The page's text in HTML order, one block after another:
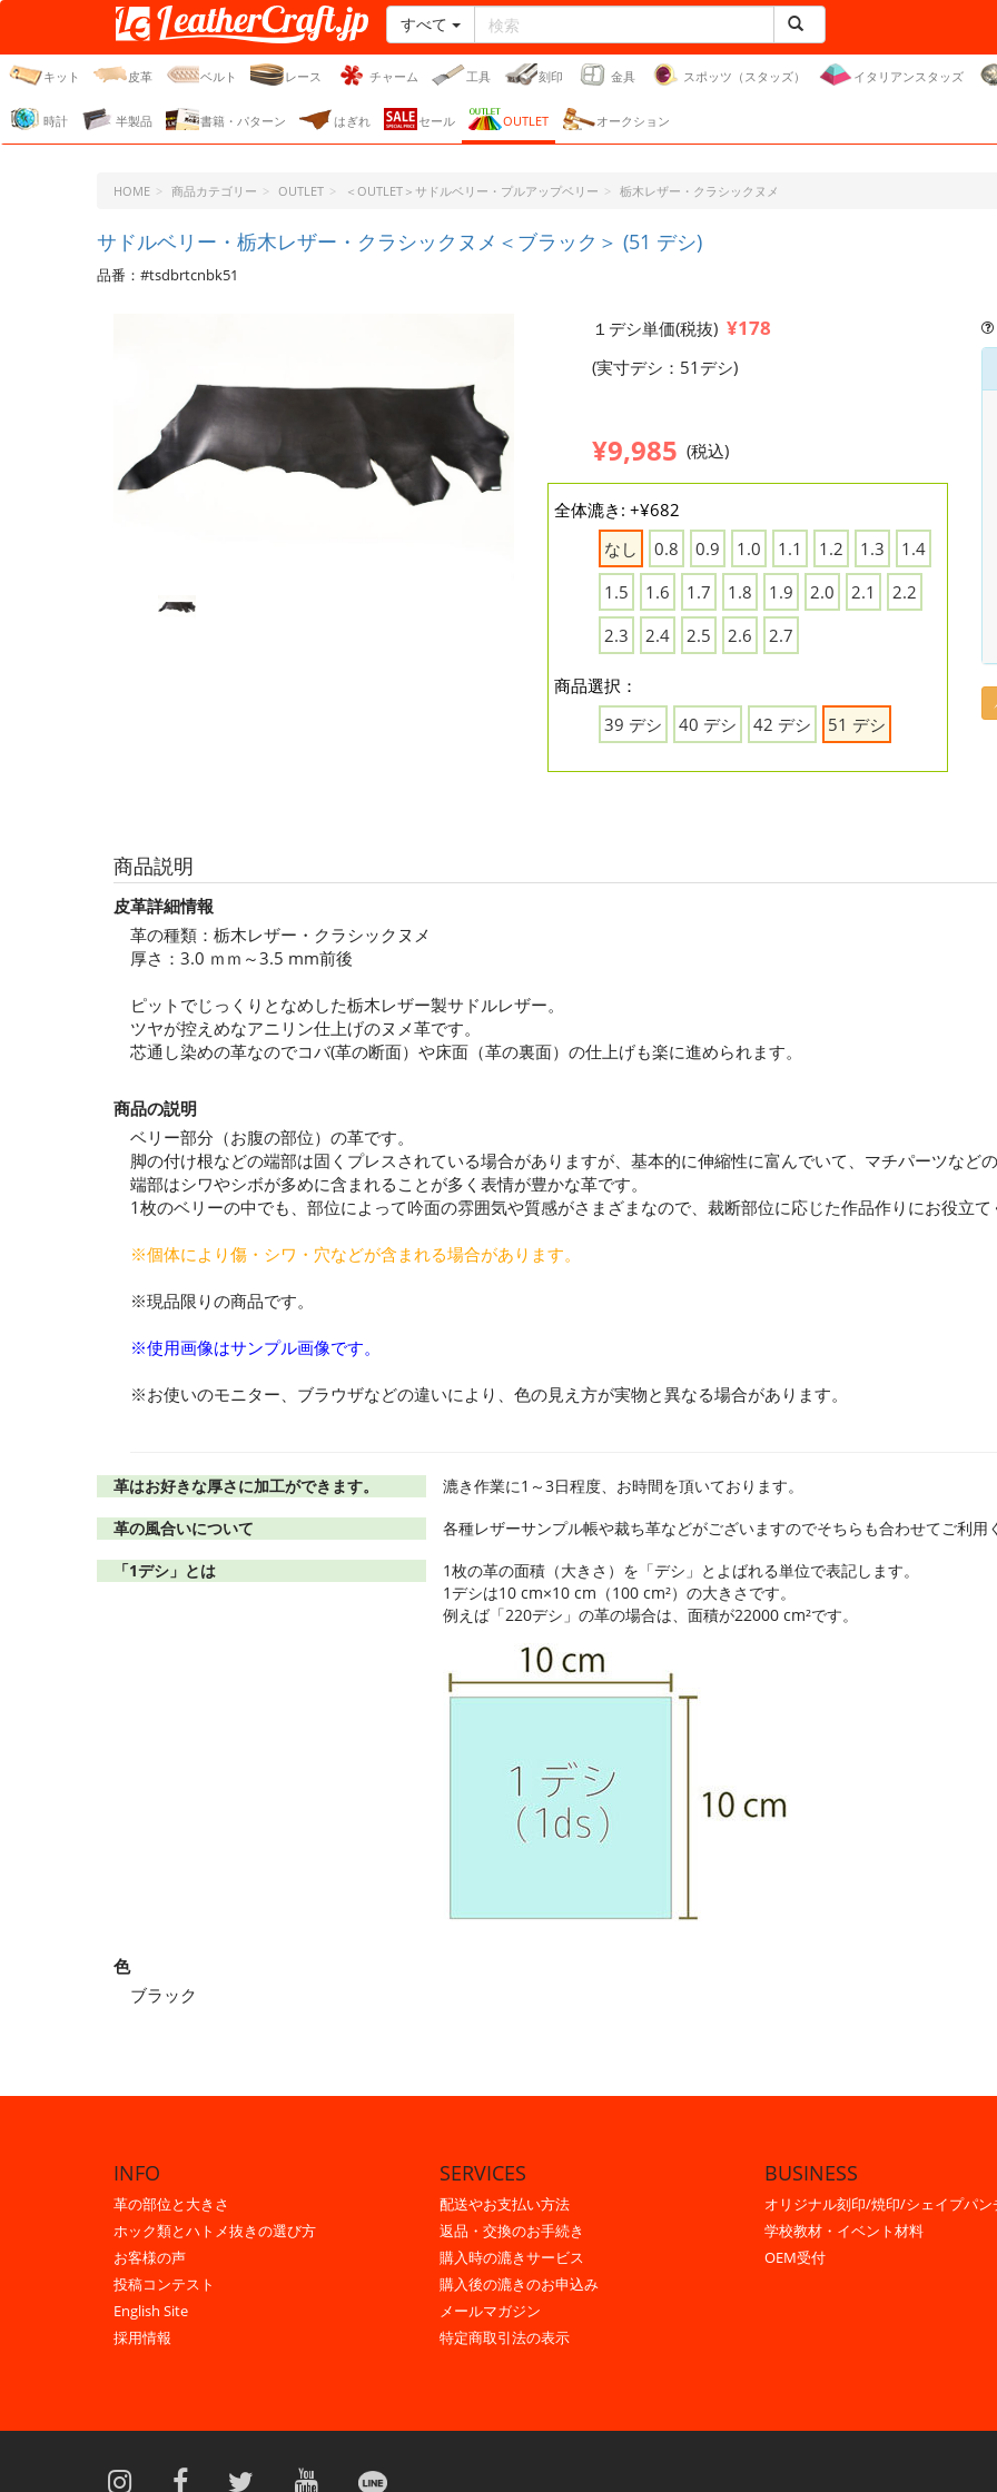
レザークラフト・ドット・
ジェーピー
すべて
キット 皮革 ベルト レース チャーム 工具 刻印 金具 スポッツ（スタッズ） イタリアンスタッズ
時計 半製品 書籍・パターン はぎれ セール OUTLET オークション
HOME 商品カテゴリー OUTLET ＜OUTLET＞サドルベリー・プルアップベリー 栃木レザー・クラシックヌメ
サドルベリー・栃木レザー・クラシックヌメ＜ブラック＞ (51 デシ)
品番：#tsdbrtcnbk51
１デシ単価(税抜) ¥178
(実寸デシ：51デシ)
¥9,985 (税込)
全体漉き: +¥682
なし
0.8 0.9 1.0 1.1 1.2 1.3
1.4
1.5
1.6 1.7 1.8 1.9 2.0 2.1
2.2
2.3
2.4 2.5 2.6 2.7
商品選択：
39 デシ
40 デシ 42 デシ 51 デシ
商品説明
皮革詳細情報
革の種類：栃木レザー・クラシックヌメ
厚さ：3.0 ｍｍ～3.5 mm前後
ピットでじっくりとなめした栃木レザー製サドルレザー。
ツヤが控えめなアニリン仕上げのヌメ革です。
芯通し染めの革なのでコバ(革の断面）や床面（革の裏面）の仕上げも楽に進められます。
商品の説明
ベリー部分（お腹の部位）の革です。
脚の付け根などの端部は固くプレスされている場合がありますが、基本的に伸縮性に富んでいて、マチパーツなどの
端部はシワやシボが多めに含まれることが多く表情が豊かな革です。
1枚のベリーの中でも、部位によって吟面の雰囲気や質感がさまざまなので、裁断部位に応じた作品作りにお役立て
※個体により傷・シワ・穴などが含まれる場合があります。
※現品限りの商品です。
※使用画像はサンプル画像です。
※お使いのモニター、ブラウザなどの違いにより、色の見え方が実物と異なる場合があります。
革はお好きな厚さに加工ができます。
漉き作業に1～3日程度、お時間を頂いております。
革の風合いについて
各種レザーサンプル帳や裁ち革などがございますのでそちらも合わせてご利用
「1デシ」とは
1枚の革の面積（大きさ）を「デシ」とよばれる単位で表記します。
1デシは10 cm×10 cm（100 cm²）の大きさです。
例えば「220デシ」の革の場合は、面積が22000 cm²です。
色
ブラック
INFO
革の部位と大きさ
ホック類とハトメ抜きの選び方
お客様の声
投稿コンテスト
English Site
採用情報
SERVICES
配送やお支払い方法
返品・交換のお手続き
購入時の漉きサービス
購入後の漉きのお申込み
メールマガジン
特定商取引法の表示
BUSINESS
オリジナル刻印/焼印/シェイプパン
学校教材・イベント材料
OEM受付